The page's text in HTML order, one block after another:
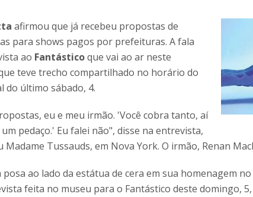
afirmou que já recebeu propostas de
para shows pagos por prefeituras. A fala
ao Fantásticoque vai ao ar neste
teve trecho compartilhado no horário do
do último sábado, 4.
eu e meu irmão. 'Você cobra tanto, aí
pedaço.' Eu falei não", disse na entrevista,
Tussauds, em Nova York. O irmão, Renan
ao lado da estátua de cera em sua homenagem
feita no museu para o Fantástico deste domingo,